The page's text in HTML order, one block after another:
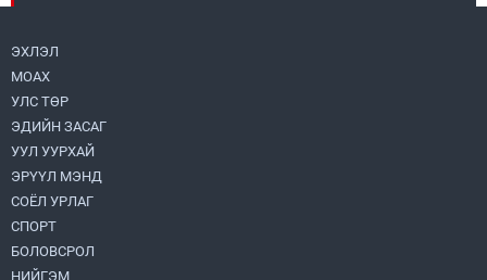
ЭХЛЭЛ
МОАХ
УЛС ТӨР
ЭДИЙН ЗАСАГ
УУЛ УУРХАЙ
ЭРҮҮЛ МЭНД
СОЁЛ УРЛАГ
СПОРТ
БОЛОВСРОЛ
НИЙГЭМ